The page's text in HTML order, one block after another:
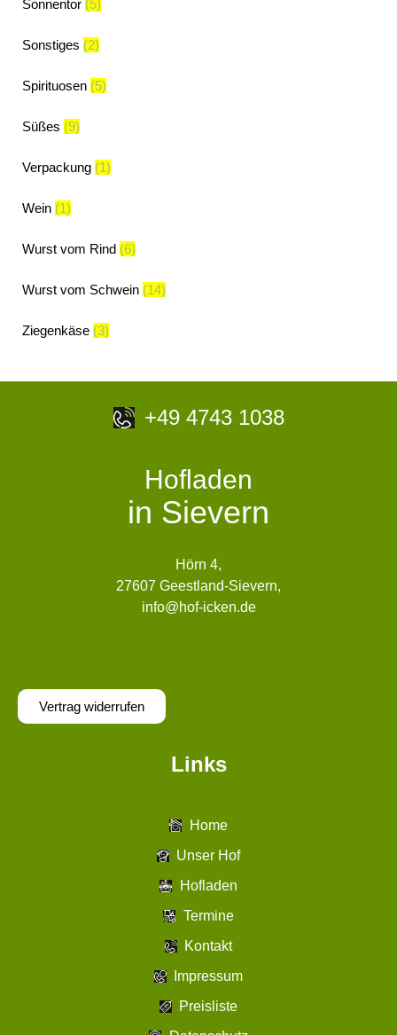
Sonnentor (5)
Sonstiges (2)
Spirituosen (5)
Süßes (9)
Verpackung (1)
Wein (1)
Wurst vom Rind (6)
Wurst vom Schwein (14)
Ziegenkäse (3)
+49 4743 1038
Hofladen
in Sievern
Hörn 4,
27607 Geestland-Sievern,
info@hof-icken.de
Vertrag widerrufen
Links
Home
Unser Hof
Hofladen
Termine
Kontakt
Impressum
Preisliste